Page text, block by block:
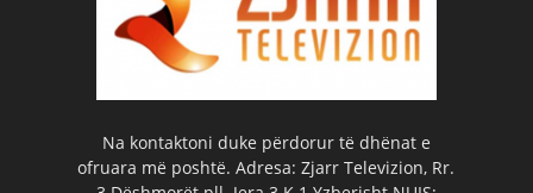
Na kontaktoni duke përdorur të dhënat e
ofruara më poshtë. Adresa: Zjarr Televizion, Rr.